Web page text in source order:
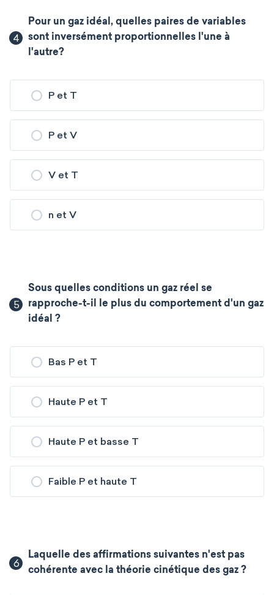
4
Pour un gaz idéal, quelles paires de variables
sont inversément proportionnelles l'une à
l'autre?
P et T
P et V
V et T
n et V
5
Sous quelles conditions un gaz réel se
rapproche-t-il le plus du comportement d'un gaz
idéal ?
Bas P et T
Haute P et T
Haute P et basse T
Faible P et haute T
6
Laquelle des affirmations suivantes n'est pas
cohérente avec la théorie cinétique des gaz ?